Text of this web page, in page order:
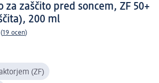
za zaščito pred soncem, ZF 50+
200 ml
(19 ocen)
(ZF)